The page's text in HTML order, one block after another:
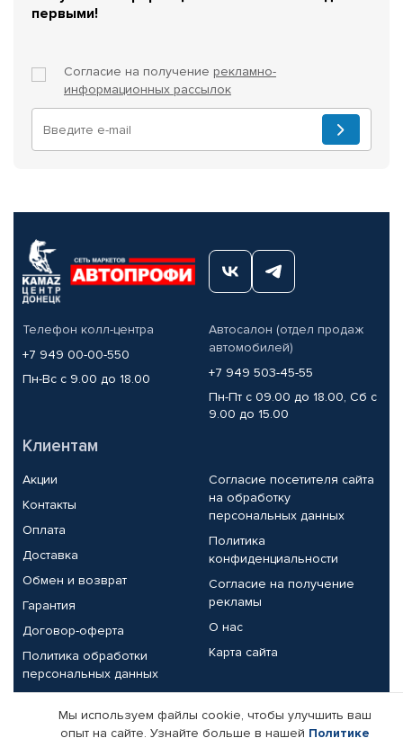
первыми!
Согласие на получение рекламно-
информационных рассылок
Телефон колл-центра
+7 949 00-00-550
Пн-Вс с 9.00 до 18.00
Автосалон (отдел продаж
автомобилей)
+7 949 503-45-55
Пн-Пт с 09.00 до 18.00, Сб с
9.00 до 15.00
Клиентам
Акции
Контакты
Оплата
Доставка
Обмен и возврат
Гарантия
Договор-оферта
Политика обработки
персональных данных
Согласие посетителя сайта
на обработку
персональных данных
Политика
конфиденциальности
Согласие на получение
рекламы
О нас
Карта сайта
Партнерам
Мы используем файлы cookie, чтобы улучшить ваш
опыт на сайте. Узнайте больше в нашей Политике